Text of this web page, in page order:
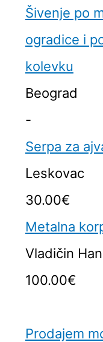
Šivenje po
ogradice i
kolevku
Beograd
-
Serpa za
Leskovac
30.00€
Metalna
Vladičin Han
100.00€
Prodajem